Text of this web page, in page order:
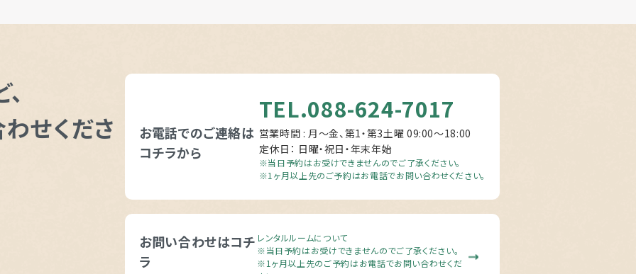
せくださ
お電話でのご連絡は
コチラから
TEL.088-624-7017
営業時間 : 月～金、第1・第3土曜 09:00〜18:00
定休日： 日曜・祝日・年末年始
※当日予約はお受けできませんのでご了承ください。
※1ヶ月以上先のご予約はお電話でお問い合わせください。
お問い合わせはコチ
ラ
レンタルルームについて
※当日予約はお受けできませんのでご了承ください。
※1ヶ月以上先のご予約はお電話でお問い合わせくだ